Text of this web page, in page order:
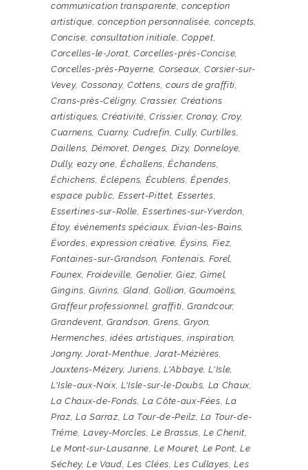
communication transparente,conception
artistique, conception personnalisée, concepts,
Concise, consultation initiale, Coppet,
Corcelles-le-Jorat,Corcelles-près-Concise,
Corcelles-près-Payerne, Corseaux,Corsier-sur-
Vevey, Cossonay,Cottens, cours de graffiti,
Crans-près-Céligny,Crassier, Créations
artistiques,Créativité,Crissier, Cronay,Croy,
Cuarnens, Cuarny, Cudrefin,Cully, Curtilles,
Daillens, Démoret,Denges, Dizy, Donneloye,
Dully, eazy one,Échallens,Échandens,
Échichens,Éclépens, Écublens,Épendes,
espace public, Essert-Pittet, Essertes,
Essertines-sur-Rolle,Essertines-sur-Yverdon,
Étoy, événements spéciaux, Évian-les-Bains,
Évordes, expression créative, Éysins, Fiez,
Fontaines-sur-Grandson, Fontenais, Forel,
Founex,Froideville, Genolier,Giez,Gimel,
Gingins, Givrins, Gland,Gollion,Goumoëns,
Graffeur professionnel, graffiti,Grandcour,
Grandevent, Grandson,Grens, Gryon,
Hermenches, idées artistiques,inspiration,
Jongny,Jorat-Menthue,Jorat-Mézières,
Jouxtens-Mézery,Juriens, L'Abbaye,L'Isle,
L'Isle-aux-Noix,L'Isle-sur-le-Doubs, La Chaux,
La Chaux-de-Fonds,La Côte-aux-Fées,La
Praz, La Sarraz,La Tour-de-Peilz, La Tour-de-
Trême, Lavey-Morcles,Le Brassus,Le Chenit,
Le Mont-sur-Lausanne,Le Mouret, Le Pont,Le
Séchey,Le Vaud,Les Clées,Les Cullayes,Les